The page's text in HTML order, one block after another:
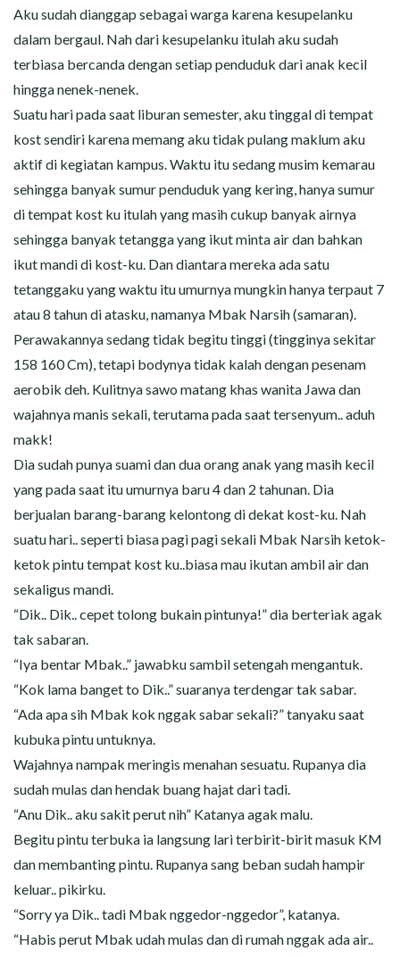
Aku sudah dianggap sebagai warga karena kesupelanku
dalam bergaul. Nah dari kesupelanku itulah aku sudah
terbiasa bercanda dengan setiap penduduk dari anak kecil
hingga nenek-nenek.
Suatu hari pada saat liburan semester, aku tinggal di tempat
kost sendiri karena memang aku tidak pulang maklum aku
aktif di kegiatan kampus. Waktu itu sedang musim kemarau
sehingga banyak sumur penduduk yang kering, hanya sumur
di tempat kost ku itulah yang masih cukup banyak airnya
sehingga banyak tetangga yang ikut minta air dan bahkan
ikut mandi di kost-ku. Dan diantara mereka ada satu
tetanggaku yang waktu itu umurnya mungkin hanya terpaut 7
atau 8 tahun di atasku, namanya Mbak Narsih (samaran).
Perawakannya sedang tidak begitu tinggi (tingginya sekitar
158 160 Cm), tetapi bodynya tidak kalah dengan pesenam
aerobik deh. Kulitnya sawo matang khas wanita Jawa dan
wajahnya manis sekali, terutama pada saat tersenyum.. aduh
makk!
Dia sudah punya suami dan dua orang anak yang masih kecil
yang pada saat itu umurnya baru 4 dan 2 tahunan. Dia
berjualan barang-barang kelontong di dekat kost-ku. Nah
suatu hari.. seperti biasa pagi pagi sekali Mbak Narsih ketok-
ketok pintu tempat kost ku..biasa mau ikutan ambil air dan
sekaligus mandi.
“Dik.. Dik.. cepet tolong bukain pintunya!” dia berteriak agak
tak sabaran.
“Iya bentar Mbak..” jawabku sambil setengah mengantuk.
“Kok lama banget to Dik..” suaranya terdengar tak sabar.
“Ada apa sih Mbak kok nggak sabar sekali?” tanyaku saat
kubuka pintu untuknya.
Wajahnya nampak meringis menahan sesuatu. Rupanya dia
sudah mulas dan hendak buang hajat dari tadi.
“Anu Dik.. aku sakit perut nih” Katanya agak malu.
Begitu pintu terbuka ia langsung lari terbirit-birit masuk KM
dan membanting pintu. Rupanya sang beban sudah hampir
keluar.. pikirku.
“Sorry ya Dik.. tadi Mbak nggedor-nggedor”, katanya.
“Habis perut Mbak udah mulas dan di rumah nggak ada air..